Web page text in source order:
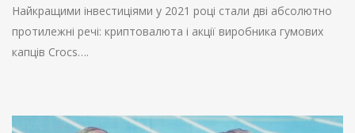
Найкращими інвестиціями у 2021 році стали дві абсолютно
протилежні речі: криптовалюта і акції виробника гумових
капців Crocs….